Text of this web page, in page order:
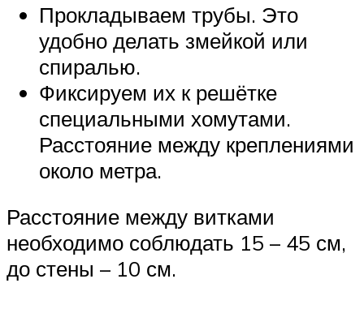
Прокладываем трубы. Это
удобно делать змейкой или
спиралью.
Фиксируем их к решётке
специальными хомутами.
Расстояние между креплениями
около метра.
Расстояние между витками
необходимо соблюдать 15 – 45 см,
до стены – 10 см.